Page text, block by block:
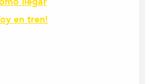
en tren!